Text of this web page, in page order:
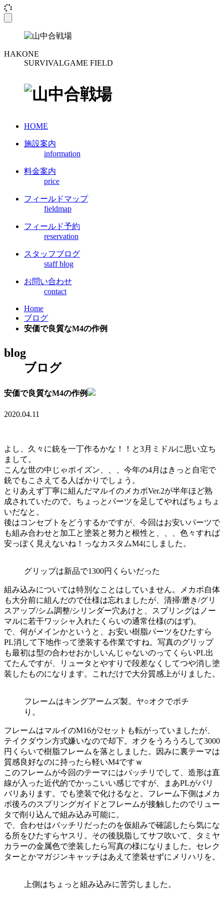
toggle
navigation
HAKONE
SURVIVALGAME FIELD
HOME
施設案内
information
料金案内
price
フィールドマップ
fieldmap
フィールド予約
reservation
スタッフブログ
staff blog
お問い合わせ
contact
Home
ブログ
安価で良質なM4の作例
blog
ブログ
安価で良質なM4の作例
2020.04.11
よし、久々に銃を一丁作るかな！！と3月ミドルに思い立ち
まして。
こんな世の中じゃポイズン、、、今年の4月はきっと自宅で
銃でもこさえてる人ばかりでしょう。
とりあえず丁寧に組んだマルイのメカボVer.2が半年ほど熟
成されていたので。ちょっとパーツを足してやればちょちょ
いだなと。
後はコンセプトをどうするかですが、今回はお安いパーツで
も組み合わせと加工と塗装と努力と根性と、、、色々すれば
安っぽく見えないね！っなカスタムM4にしました。
グリップは新品で1300円くらいだった
組み込みについては特別なことはしていません。メカボ自体
も大分前に組んだので仕様は忘れましたが、清掃/磨き/グリ
スアップ/シム調整/シリンダー穴あけと、スプリングはノー
マルに若干ワッシャ入れたくらいの通常仕様(のはず)。
で、何がメインかというと、お安い樹脂パーツをひたすら
PL消して下地作って塗装する作業ですね。写真のグリップ
も最初は型の合わせおかしいんじゃないのってくらいPL出
てたんですが、リュータとやすりで段差なくしてつや消し塗
装したものになります。これだけで大分質感上がりました。
フレームはキングアームズ製。ヤ○オクでポチ
り。
フレームはマルイのM16が2セットも転がっていましたが、
テイクダウン方式嫌いなので却下。オクをうろうろして3000
円くらいで樹脂フレームを落としました。因みに裏テーマは
質感良好なのに持ったら軽いM4ですｗ
このフレームが今回のテーマにはバッチリでして、造形は直
線が入った近代的でかっこいい感じですが、まあPLがバリ
バリあります。でも塗装で化けるなと。フレーム下側はメカ
ボ後ろのスプリングガイドとフレームが接触したのでリュー
タで削り込んで組み込み可能に。
で、合わせはバッチリだったのを仮組みで確認したら気にな
る所をひたすらヤスリ。その後脱脂してサフ吹いて、タミヤ
カラーの金属色で塗装したら写真の様になりました。セレク
ターとかマガジンキャッチはあえて塗装せずにメリハリを。
上側はちょっと組み込みに苦労しました。